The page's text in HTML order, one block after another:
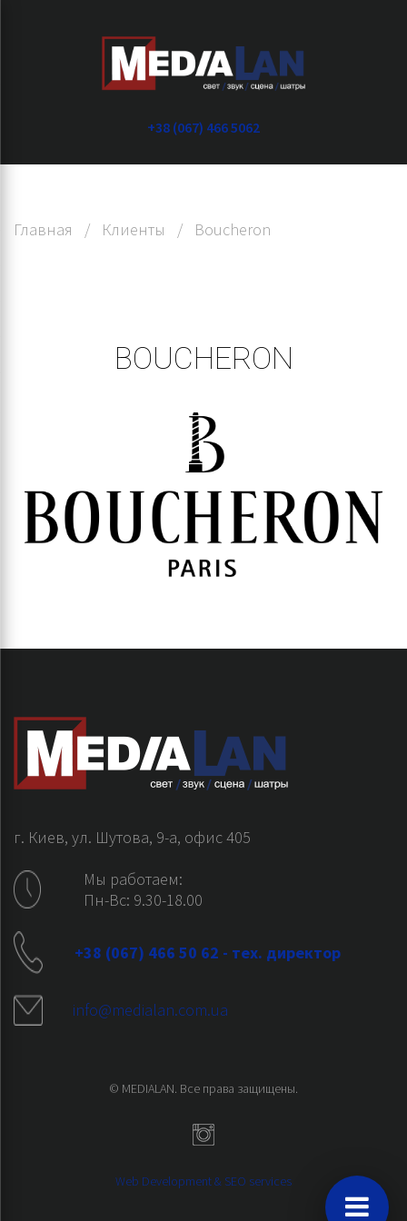
+38 (067) 466 5062
Главная / Клиенты / Boucheron
BOUCHERON
г. Киев, ул. Шутова, 9-а, офис 405
Мы работаем:
Пн-Вс: 9.30-18.00
+38 (067) 466 50 62 - тех. директор
info@medialan.com.ua
© MEDIALAN. Все права защищены.
Web Development & SEO services